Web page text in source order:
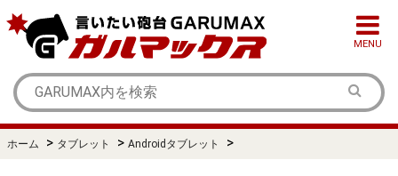
MENU
ホーム > タブレット > Androidタブレット >